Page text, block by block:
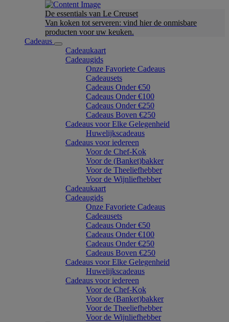
De essentials van Le Creuset
Van koken tot serveren: vind hier de onmisbare
producten voor uw keuken.
Cadeaus
Cadeaukaart
Cadeaugids
Onze Favoriete Cadeaus
Cadeausets
Cadeaus Onder €50
Cadeaus Onder €100
Cadeaus Onder €250
Cadeaus Boven €250
Cadeaus voor Elke Gelegenheid
Huwelijkscadeaus
Cadeaus voor iedereen
Voor de Chef-Kok
Voor de (Banket)bakker
Voor de Theeliefhebber
Voor de Wijnliefhebber
Cadeaukaart
Cadeaugids
Onze Favoriete Cadeaus
Cadeausets
Cadeaus Onder €50
Cadeaus Onder €100
Cadeaus Onder €250
Cadeaus Boven €250
Cadeaus voor Elke Gelegenheid
Huwelijkscadeaus
Cadeaus voor iedereen
Voor de Chef-Kok
Voor de (Banket)bakker
Voor de Theeliefhebber
Voor de Wijnliefhebber